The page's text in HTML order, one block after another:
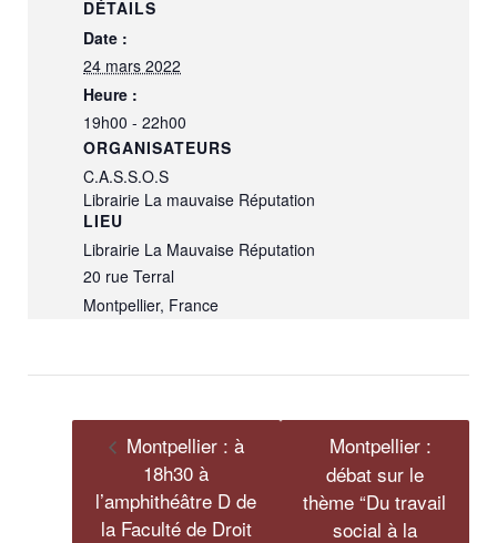
DÉTAILS
Date :
24 mars 2022
Heure :
19h00 - 22h00
LIEU
Librairie La Mauvaise Réputation
20 rue Terral
Montpellier, France
ORGANISATEURS
C.A.S.S.O.S
Librairie La mauvaise Réputation
Montpellier : à
18h30 à
l’amphithéâtre D de
la Faculté de Droit
Montpellier :
débat sur le
thème “Du travail
social à la